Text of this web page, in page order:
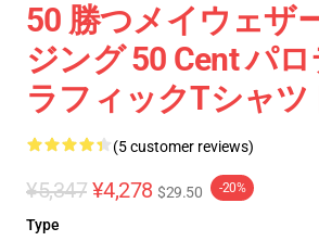
50 勝つメイウェザ
ジング 50 Cent パ
ラフィックTシャツ
(5 customer reviews)
¥5,347 ¥4,278 $29.50 -20%
Type